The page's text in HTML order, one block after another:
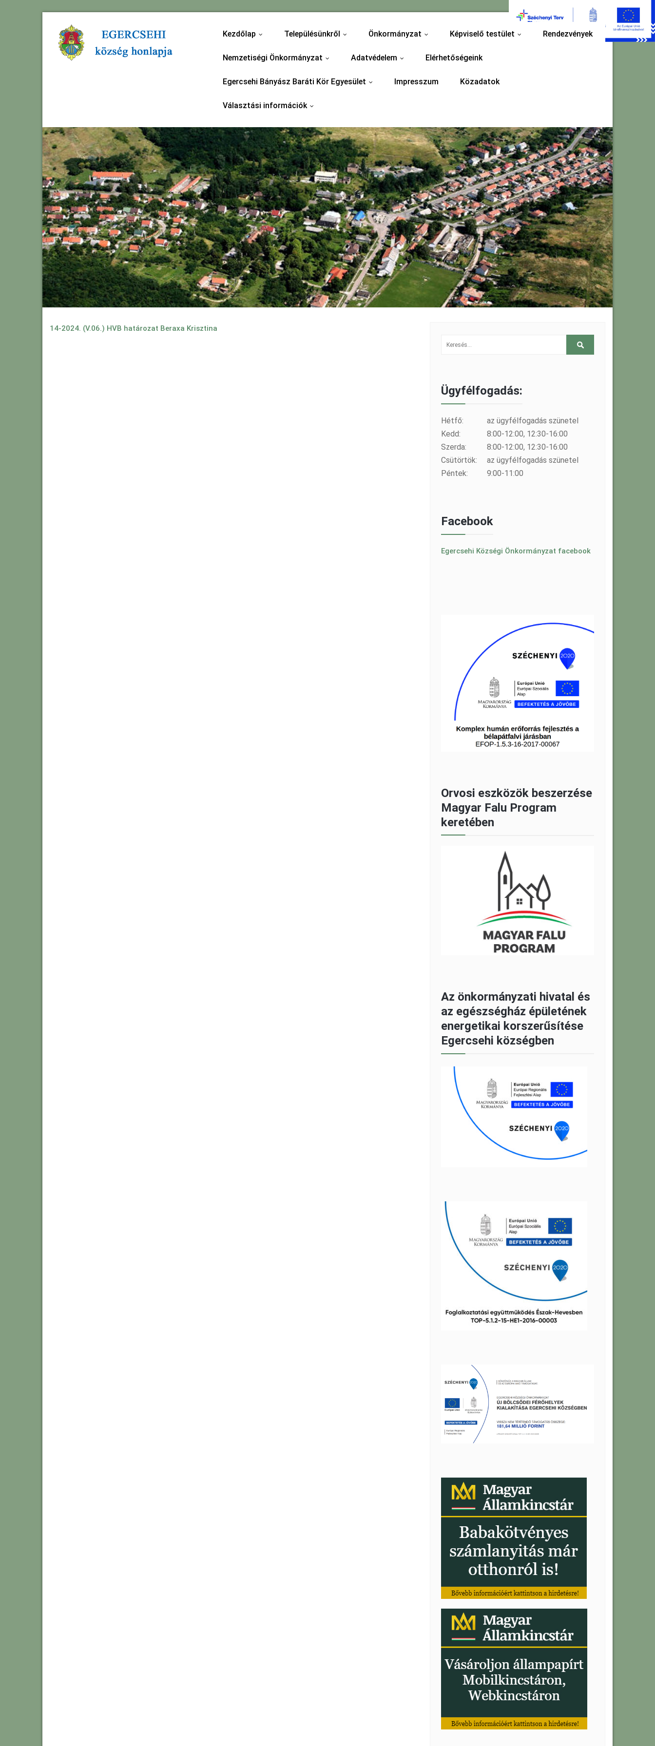
Kezdőlap Településünkről Önkormányzat Képviselő testület Rendezvények
Nemzetiségi Önkormányzat Adatvédelem Elérhetőségeink
Egercsehi Bányász Baráti Kör Egyesület Impresszum Közadatok
Választási információk
14-2024. (V.06.) HVB határozat Beraxa Krisztina
Ügyfélfogadás:
Hétfő:
az ügyfélfogadás szünetel
Kedd:
8:00-12:00, 12:30-16:00
Szerda:
8:00-12:00, 12:30-16:00
Csütörtök:
az ügyfélfogadás szünetel
Péntek:
9:00-11:00
Facebook
Egercsehi Községi Önkormányzat facebook
Orvosi eszközök beszerzése
Magyar Falu Program
keretében
Az önkormányzati hivatal és
az egészségház épületének
energetikai korszerűsítése
Egercsehi községben